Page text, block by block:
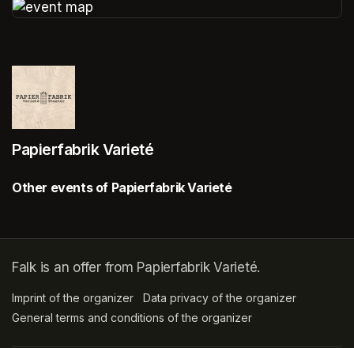
Papierfabrik Varieté
Other events of Papierfabrik Varieté
Falk is an offer from Papierfabrik Varieté.
Imprint of the organizer (opens in a new tab)
Data privacy of the organizer
General terms and conditions of the organizer